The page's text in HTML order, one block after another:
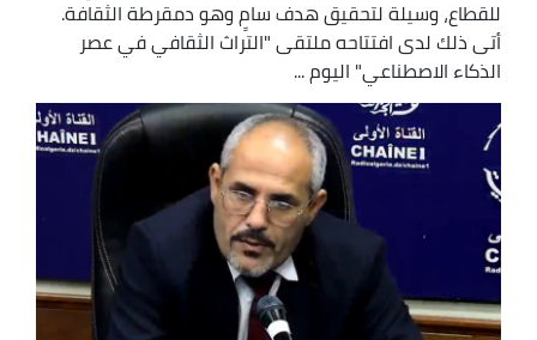
للقطاع، وسيلة لتحقيق هدف سامٍ وهو دمقرطة الثقافة.
أتى ذلك لدى افتتاحه ملتقى "التراث الثقافي في عصر
الذكاء الاصطناعي" اليوم ...